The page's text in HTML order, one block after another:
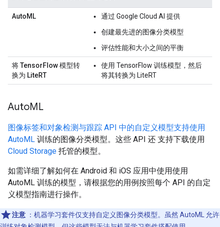
AutoML
通过 Google Cloud AI 提供
创建最先进的图像分类模型
评估性能和大小之间的平衡
将 TensorFlow 模型转
换为 LiteRT
使用 TensorFlow 训练模型，然后
将其转换为 LiteRT
AutoML
图像标签和对象检测与跟踪 API 中的自定义模型支持使用
AutoML 训练的图像分类模型。这些 API 还 支持下载使用
Cloud Storage 托管的模型。
如需详细了解如何在 Android 和 iOS 应用中使用使用
AutoML 训练的模型，请根据您的用例按照每个 API 的自定
义模型指南进行操作。
注意 ：机器学习套件仅支持自定义图像分类模型。虽然 AutoML 允许